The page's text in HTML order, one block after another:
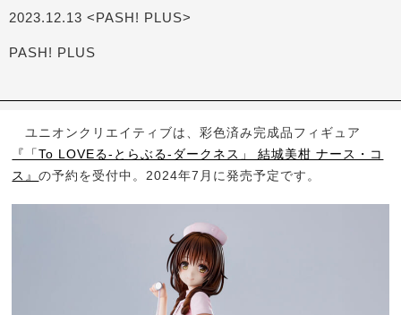
2023.12.13 <PASH! PLUS>
PASH! PLUS
ユニオンクリエイティブは、彩色済み完成品フィギュア
『「To LOVEる-とらぶる-ダークネス」 結城美柑 ナース・コ
ス』の予約を受付中。2024年7月に発売予定です。